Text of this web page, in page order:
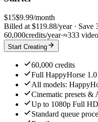
$15$9.99/month
Billed at $119.88/year· Save
60,000credits/year·≈333
Start Creating
60,000 credits
Full HappyHorse 1.0
All models:
Cinematic presets &
Up to 1080p Full
Standard queue